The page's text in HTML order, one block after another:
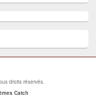
droits réservés.
Catch